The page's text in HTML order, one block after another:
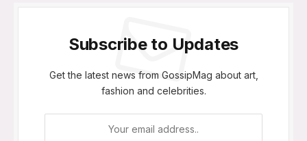
Subscribe to Updates
Get the latest news from GossipMag about art,
fashion and celebrities.